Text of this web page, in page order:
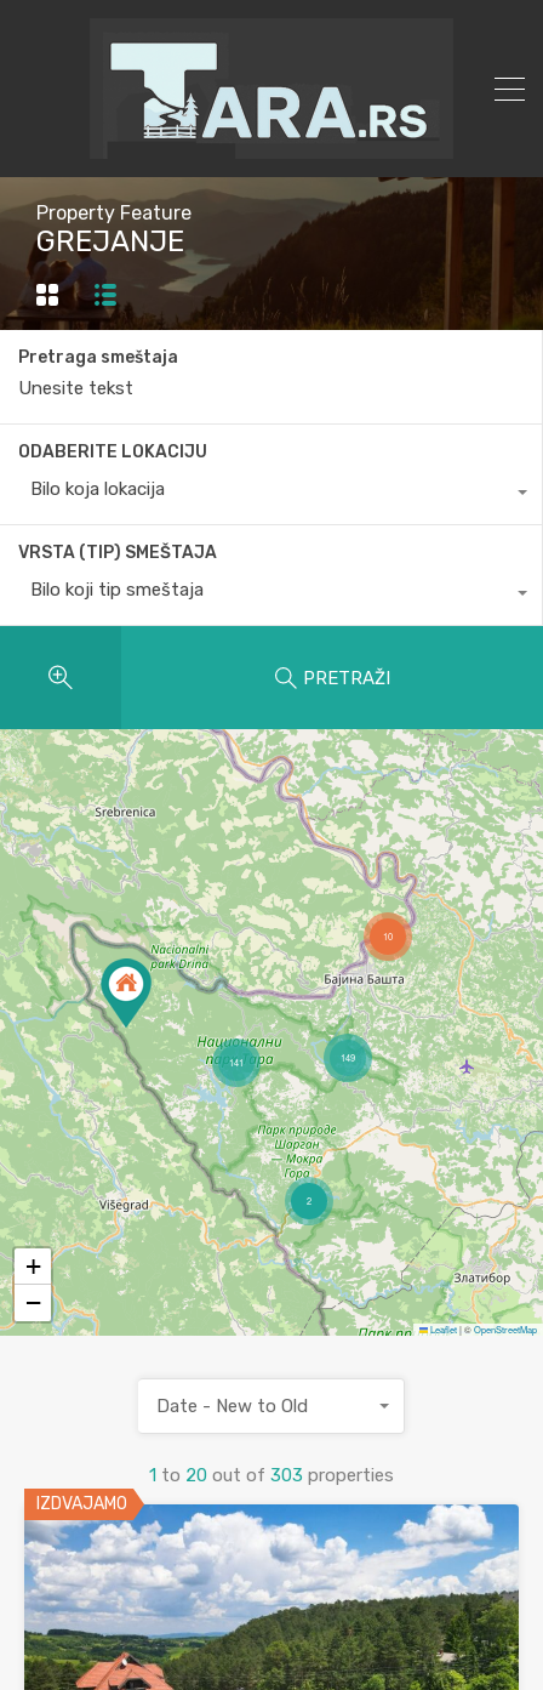
Property Feature
GREJANJE
Pretraga smeštaja
ODABERITE LOKACIJU
Bilo koja lokacija
VRSTA (TIP) SMEŠTAJA
Bilo koji tip smeštaja
PRETRAŽI
2
10
141 149
+
−
Leaflet|©OpenStreetMap
1 to 20 out of 303 properties
Date - New to Old
IZDVAJAMO